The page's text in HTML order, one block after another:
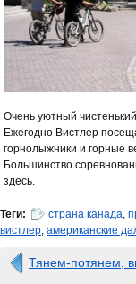
Очень уютный
Ежегодно Вистлер
горнолыжники и горные
Большинство
здесь.
Теги: страна канада,
вистлер, американские
Тянем-потянем,